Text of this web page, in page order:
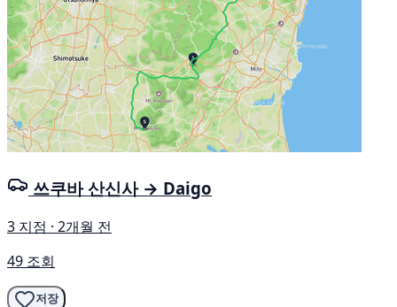
쓰쿠바 산신사 → Daigo
3 지점 · 2개월 전
49 조회
저장